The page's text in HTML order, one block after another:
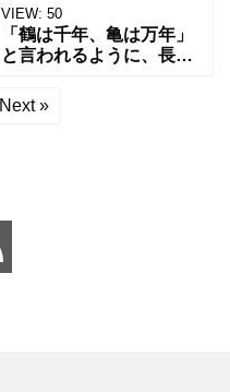
VIEW: 50
「鶴は千年、亀は万年」
と言われるように、長寿
亀を上から見たアングル
Next »